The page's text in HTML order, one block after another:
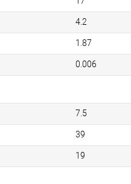
4.2
1.87
0.006
7.5
39
19